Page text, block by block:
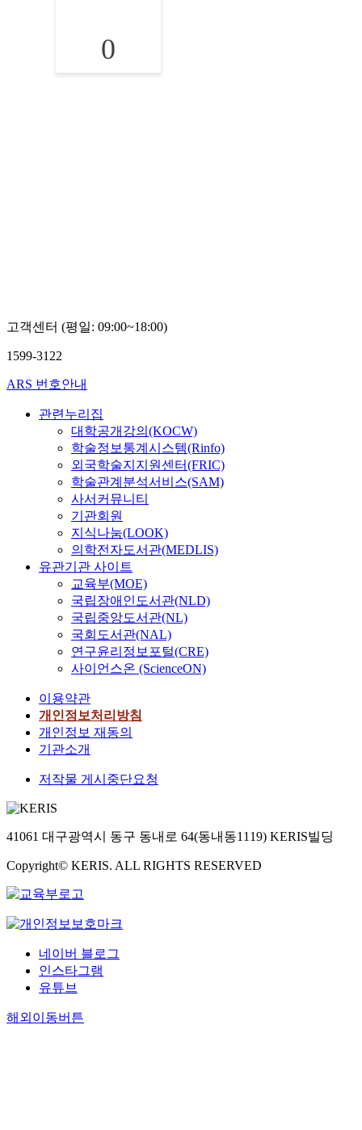
0
고객센터 (평일: 09:00~18:00)
1599-3122
ARS 번호안내
관련누리집
대학공개강의(KOCW)
학술정보통계시스템(Rinfo)
외국학술지지원센터(FRIC)
학술관계분석서비스(SAM)
사서커뮤니티
기관회원
지식나눔(LOOK)
의학전자도서관(MEDLIS)
유관기관 사이트
교육부(MOE)
국립장애인도서관(NLD)
국립중앙도서관(NL)
국회도서관(NAL)
연구윤리정보포털(CRE)
사이언스온 (ScienceON)
이용약관
개인정보처리방침
개인정보 재동의
기관소개
저작물 게시중단요청
41061 대구광역시 동구 동내로 64(동내동1119) KERIS빌딩
Copyright© KERIS. ALL RIGHTS RESERVED
네이버 블로그
인스타그램
유튜브
해외이동버튼